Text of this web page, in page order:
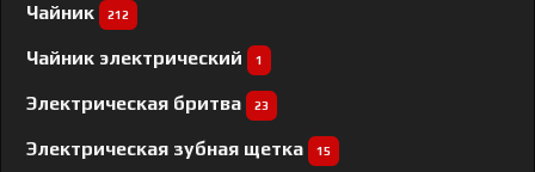
Чайник 212
Чайник электрический 1
Электрическая бритва 23
Электрическая зубная щетка 15